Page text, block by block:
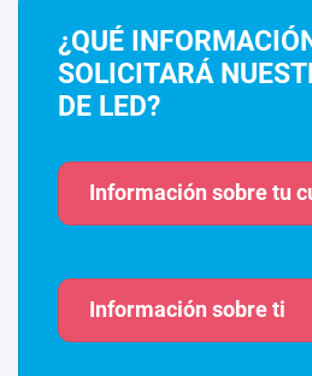
¿QUÉ
SOLICITARÁ
DE LED?
Información sobre tu
Información sobre ti